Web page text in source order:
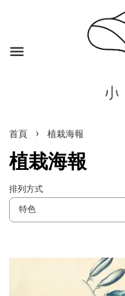
首頁 › 植栽海報
植栽海報
排列方式